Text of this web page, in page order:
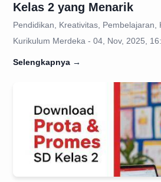
Kelas 2 yang Menarik
Pendidikan, Kreativitas, Pembelajaran,
Kurikulum Merdeka - 04, Nov, 2025,
Selengkapnya →